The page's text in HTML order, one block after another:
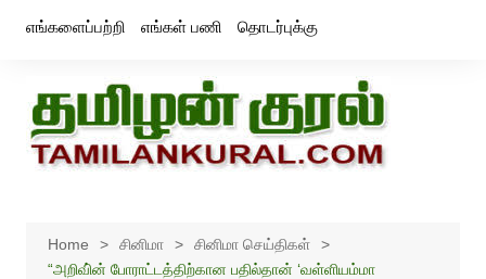
எங்களைப்பற்றி எங்கள் பணி தொடர்புக்கு
Home சினிமா
சினிமா செய்திகள்
“அறிவி்ன் போராட்டத்திற்கான பதில்தான் ‘வள்ளியம்மா